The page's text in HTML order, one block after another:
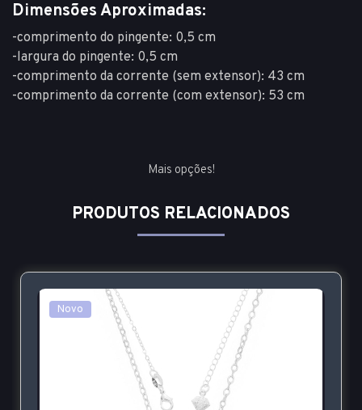
Dimensões Aproximadas:
-comprimento do pingente: 0,5 cm
-largura do pingente: 0,5 cm
-comprimento da corrente (sem extensor): 43 cm
-comprimento da corrente (com extensor): 53 cm
Mais opções!
PRODUTOS RELACIONADOS
Novo